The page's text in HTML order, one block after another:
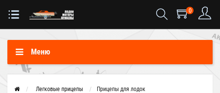
0
Меню
Легковые прицепы Прицепы для лодок